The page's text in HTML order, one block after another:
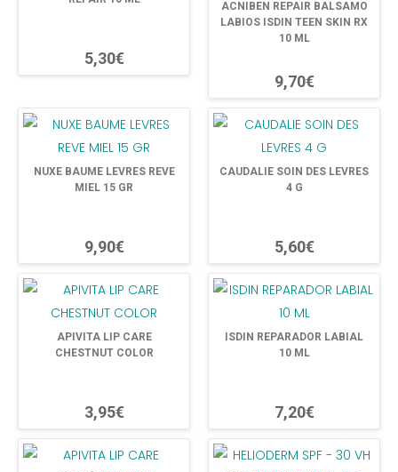
5,30€
ACNIBEN REPAIR BALSAMO
LABIOS ISDIN TEEN SKIN RX
10 ML
9,70€
NUXE BAUME LEVRES REVE
MIEL 15 GR
9,90€
CAUDALIE SOIN DES LEVRES
4 G
5,60€
APIVITA LIP CARE
CHESTNUT COLOR
3,95€
ISDIN REPARADOR LABIAL
10 ML
7,20€